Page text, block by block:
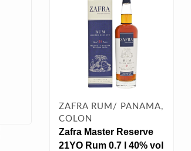
ZAFRA RUM/ PANAMA,
COLON
Zafra Master Reserve
21YO Rum 0.7 l 40% vol